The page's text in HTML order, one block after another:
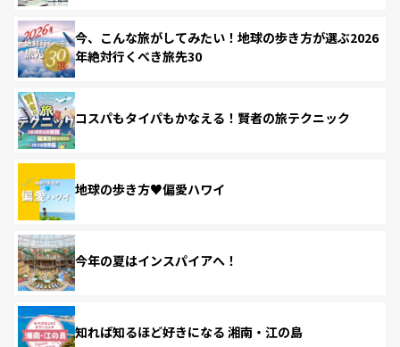
今、こんな旅がしてみたい！地球の歩き方が選ぶ2026
年絶対行くべき旅先30
コスパもタイパもかなえる！賢者の旅テクニック
地球の歩き方♥偏愛ハワイ
今年の夏はインスパイアへ！
知れば知るほど好きになる 湘南・江の島